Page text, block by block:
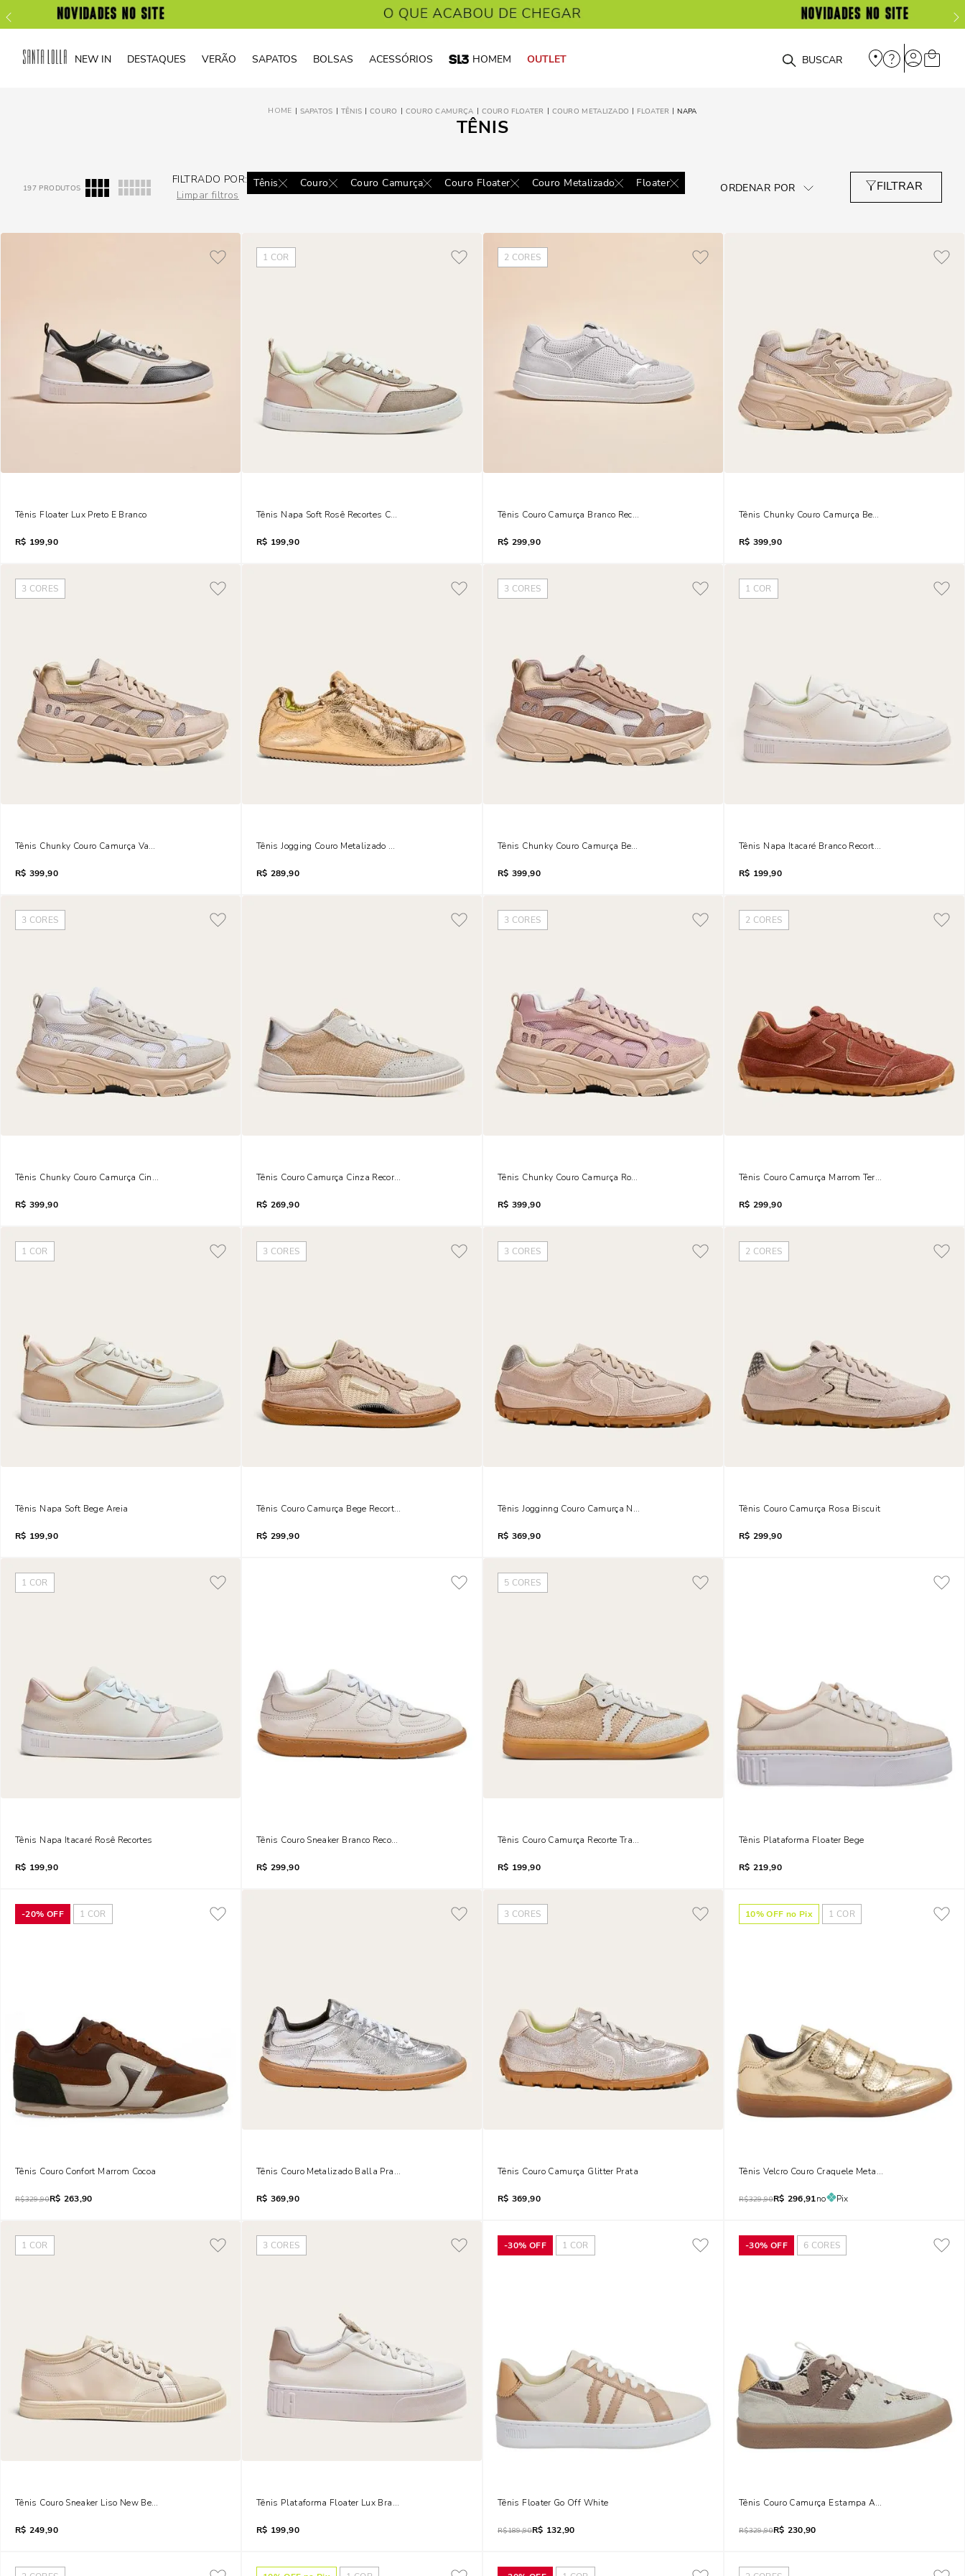
NEW IN DESTAQUES VERÃO SAPATOS BOLSAS ACESSÓRIOS HOMEM OUTLET O que você está procurando?
SAPATOS TÊNIS COURO COURO CAMURÇA COURO FLOATER COURO METALIZADO FLOATER NAPA
TÊNIS
197 PRODUTOS
FILTRADO POR:
Limpar filtros
Tênis Couro Couro Camurça Couro Floater Couro Metalizado Floater
Tênis Floater Lux Preto E Branco
R$ 199,90
1 COR
Tênis Napa Soft Rosê Recortes Camurça
R$ 199,90
2 CORES
Tênis Couro Camurça Branco Recorte Metalizado
R$ 299,90
Tênis Chunky Couro Camurça Bege Vanilla
R$ 399,90
3 CORES
Tênis Chunky Couro Camurça Vanilla Mesh
R$ 399,90
Tênis Jogging Couro Metalizado Dourado
R$ 289,90
3 CORES
Tênis Chunky Couro Camurça Bege Fog Mesh
R$ 399,90
1 COR
Tênis Napa Itacaré Branco Recortes
R$ 199,90
3 CORES
Tênis Chunky Couro Camurça Cinza Alvejado Mesh
R$ 399,90
Tênis Couro Camurça Cinza Recorte Tramado
R$ 269,90
3 CORES
Tênis Chunky Couro Camurça Rosa Quartzo Mesh
R$ 399,90
2 CORES
Tênis Couro Camurça Marrom Terracota
R$ 299,90
1 COR
Tênis Napa Soft Bege Areia
R$ 199,90
3 CORES
Tênis Couro Camurça Bege Recorte Tramado
R$ 299,90
3 CORES
Tênis Jogginng Couro Camurça New Rosê Biscuit
R$ 369,90
2 CORES
Tênis Couro Camurça Rosa Biscuit
R$ 299,90
1 COR
Tênis Napa Itacaré Rosê Recortes
R$ 199,90
Tênis Couro Sneaker Branco Recortes
R$ 299,90
5 CORES
Tênis Couro Camurça Recorte Tramado Bege
R$ 199,90
Tênis Plataforma Floater Bege
R$ 219,90
-20% OFF 1 COR
Tênis Couro Confort Marrom Cocoa
R$329,90R$ 263,90
Tênis Couro Metalizado Balla Prata
R$ 369,90
3 CORES
Tênis Couro Camurça Glitter Prata
R$ 369,90
10% OFF no Pix 1 COR
Tênis Velcro Couro Craquele Metalizado Dourado
R$329,90R$ 296,91no Pix
1 COR
Tênis Couro Sneaker Liso New Bege Marfim
R$ 249,90
3 CORES
Tênis Plataforma Floater Lux Branco E Cinza
R$ 199,90
-30% OFF 1 COR
Tênis Floater Go Off White
R$189,90R$ 132,90
-30% OFF 6 CORES
Tênis Couro Camurça Estampa Animal Print Cobra
R$329,90R$ 230,90